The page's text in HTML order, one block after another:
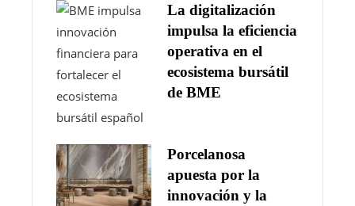
La digitalización
impulsa la eficiencia
operativa en el
ecosistema bursátil
de BME
Porcelanosa
apuesta por la
innovación y la